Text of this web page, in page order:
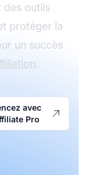
des outils
protéger la
un succès
.
avec
Pro